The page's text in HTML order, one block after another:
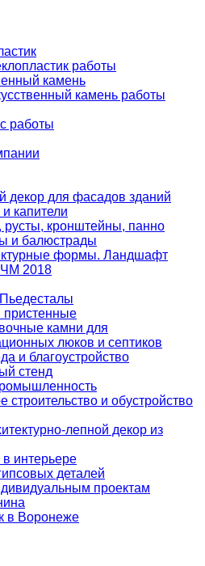
работы
камень
камень работы
работы
декор для фасадов зданий
капители
русты, кронштейны, панно
и балюстрады
формы. Ландшафт
ЧМ 2018
камни для
люков и септиков
и благоустройство
стенд
строительство и обустройство
лепной декор из
интерьере
деталей
проектам
в Воронеже